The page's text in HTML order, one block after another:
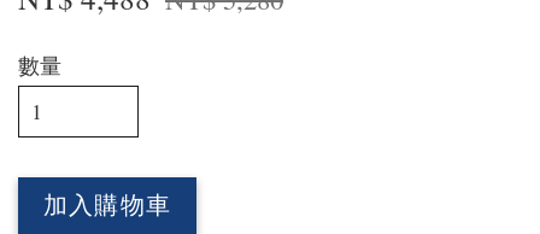
數量
加入購物車